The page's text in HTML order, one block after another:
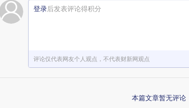
登录后发表评论得积分
评论仅代表网友个人观点，不代表财新网观点
本篇文章暂无评论